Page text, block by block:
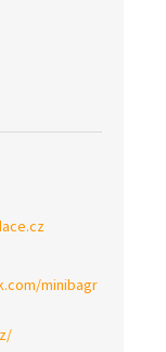
minibagr